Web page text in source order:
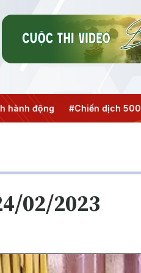
#Chiến dịch 500 ngày đêm
02/2023